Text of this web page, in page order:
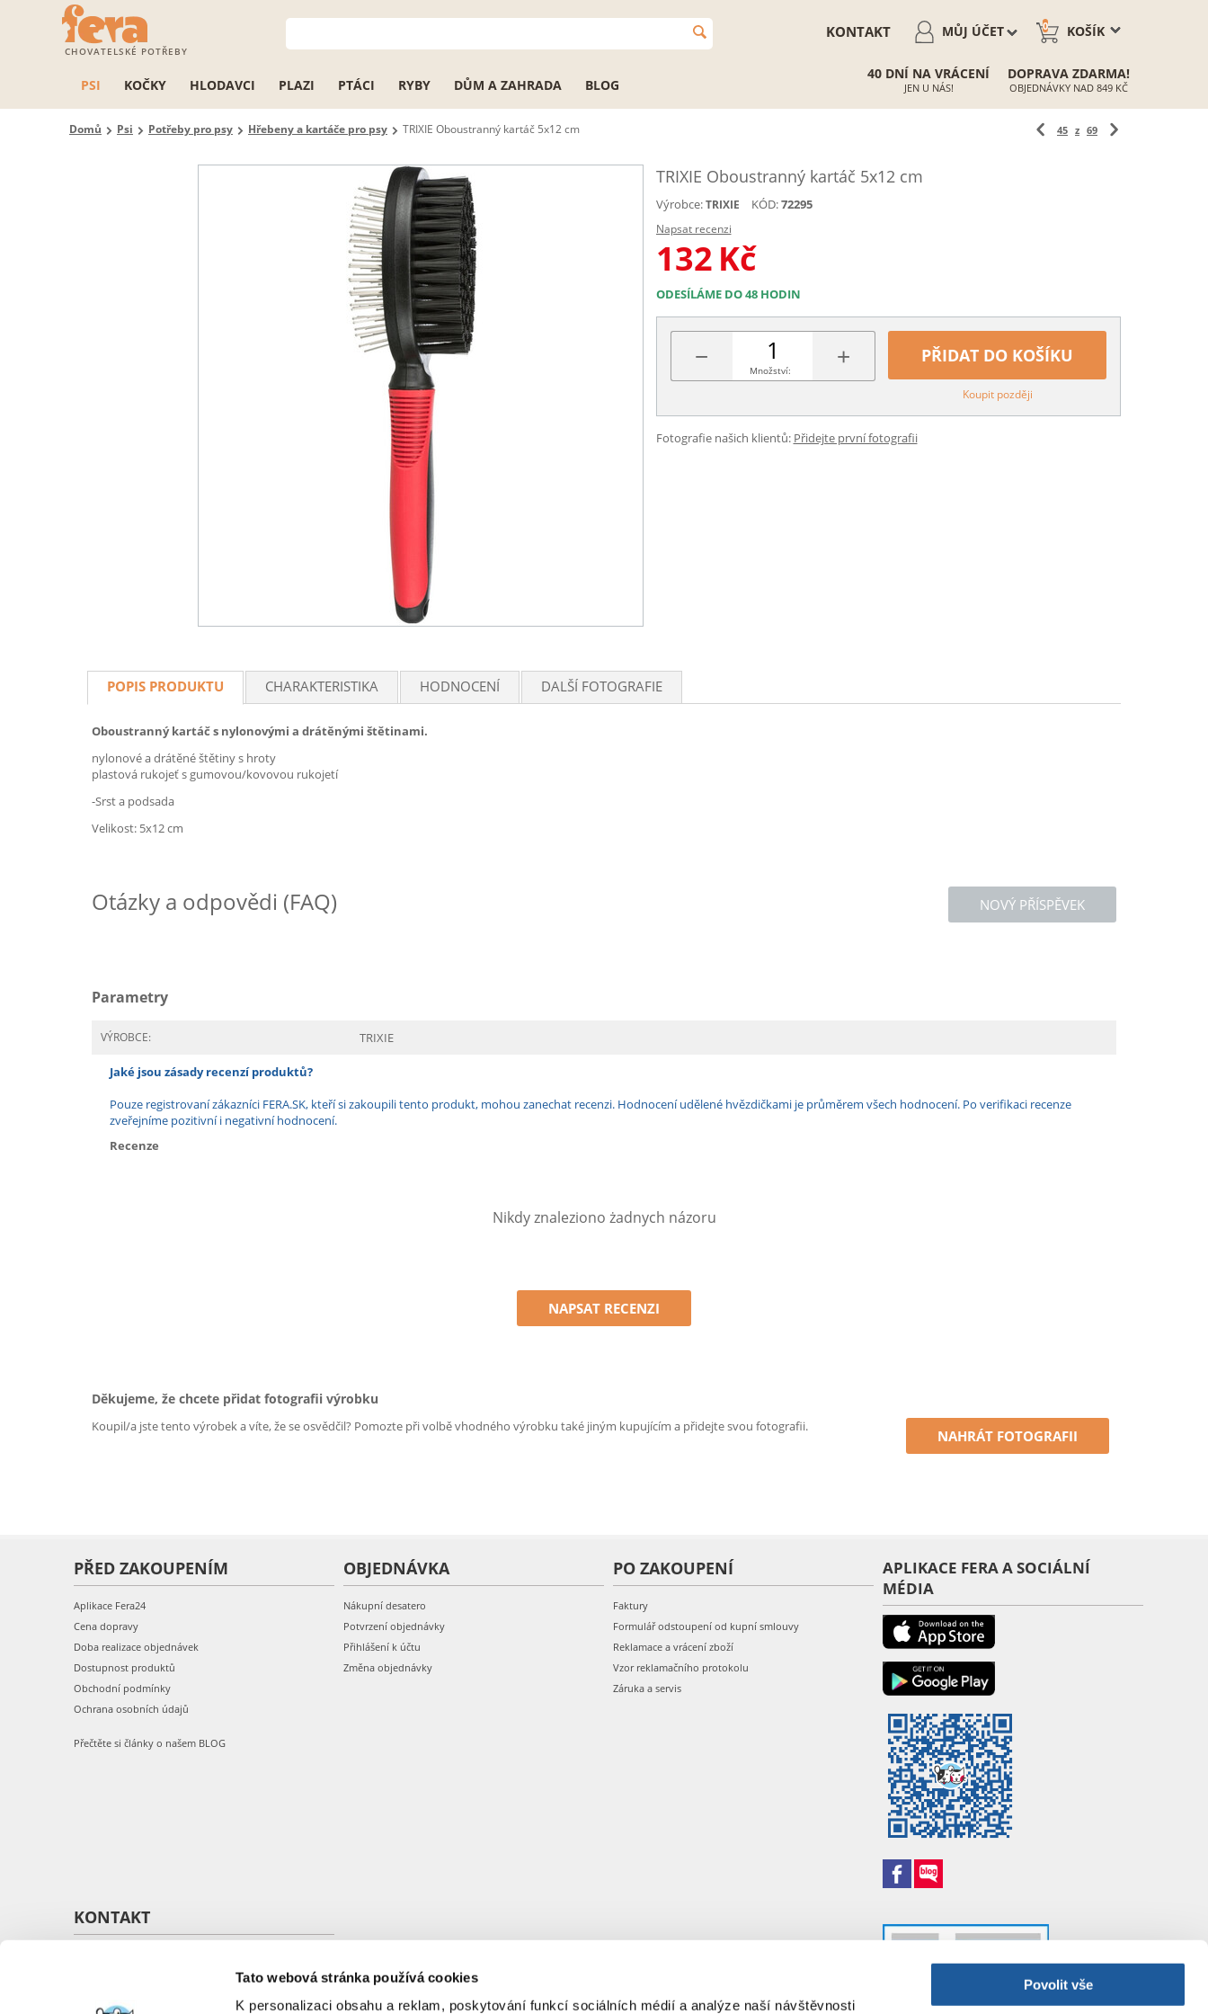
Tato webová stránka používá cookies
K personalizaci obsahu a reklam, poskytování funkcí sociálních médií a analýze naší návštěvnosti
Povolit vše
CHOVATELSKÉ POTŘEBY
KOŠÍK
0
MŮJ ÚČET
KONTAKT
PSI KOČKY HLODAVCI PLAZI PTÁCI RYBY DŮM A ZAHRADA BLOG
40 DNÍ NA VRÁCENÍ
JEN U NÁS!
DOPRAVA ZDARMA!
OBJEDNÁVKY NAD 849 KČ
Domů Psi Potřeby pro psy Hřebeny a kartáče pro psy TRIXIE Oboustranný kartáč 5x12 cm 45 z 69
TRIXIE Oboustranný kartáč 5x12 cm
Výrobce: TRIXIE KÓD:72295
Napsat recenzi
132 Kč
ODESÍLÁME DO 48 HODIN
− +
Množství:
PŘIDAT DO KOŠÍKU
Koupit později
Fotografie našich klientů: Přidejte první fotografii
POPIS PRODUKTU CHARAKTERISTIKA HODNOCENÍ DALŠÍ FOTOGRAFIE
Oboustranný kartáč s nylonovými a drátěnými štětinami.
nylonové a drátěné štětiny s hroty
plastová rukojeť s gumovou/kovovou rukojetí
-Srst a podsada
Velikost: 5x12 cm
NOVÝ PŘÍSPĚVEK
Otázky a odpovědi (FAQ)
Parametry
VÝROBCE: TRIXIE
Jaké jsou zásady recenzí produktů?
Pouze registrovaní zákazníci FERA.SK, kteří si zakoupili tento produkt, mohou zanechat recenzi. Hodnocení udělené hvězdičkami je průměrem všech hodnocení. Po verifikaci recenze
zveřejníme pozitivní i negativní hodnocení.
Recenze
Nikdy znaleziono żadnych názoru
NAPSAT RECENZI
Děkujeme, že chcete přidat fotografii výrobku
Koupil/a jste tento výrobek a víte, že se osvědčil? Pomozte při volbě vhodného výrobku také jiným kupujícím a přidejte svou fotografii.
NAHRÁT FOTOGRAFII
PŘED ZAKOUPENÍM
Aplikace Fera24
Cena dopravy
Doba realizace objednávek
Dostupnost produktů
Obchodní podmínky
Ochrana osobních údajů
Přečtěte si články o našem BLOG
OBJEDNÁVKA
Nákupní desatero
Potvrzení objednávky
Přihlášení k účtu
Změna objednávky
PO ZAKOUPENÍ
Faktury
Formulář odstoupení od kupní smlouvy
Reklamace a vrácení zboží
Vzor reklamačního protokolu
Záruka a servis
APLIKACE FERA A SOCIÁLNÍ
MÉDIA
KONTAKT